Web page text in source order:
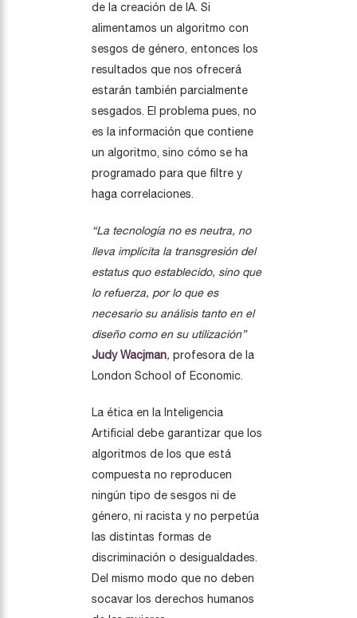
de la creación de IA. Si
alimentamos un algoritmo con
sesgos de género, entonces los
resultados que nos ofrecerá
estarán también parcialmente
sesgados. El problema pues, no
es la información que contiene
un algoritmo, sino cómo se ha
programado para que filtre y
haga correlaciones.
“La tecnología no es neutra, no
lleva implícita la transgresión del
estatus quo establecido, sino que
lo refuerza, por lo que es
necesario su análisis tanto en el
diseño como en su utilización”
Judy Wacjman, profesora de la
London School of Economic.
La ética en la Inteligencia
Artificial debe garantizar que los
algoritmos de los que está
compuesta no reproducen
ningún tipo de sesgos ni de
género, ni racista y no perpetúa
las distintas formas de
discriminación o desigualdades.
Del mismo modo que no deben
socavar los derechos humanos